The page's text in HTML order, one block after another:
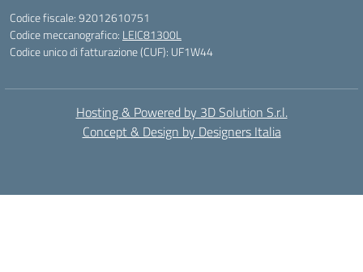
Codice fiscale: 92012610751
Codice meccanografico: LEIC81300L
Codice unico di fatturazione (CUF): UF1W44
Hosting & Powered by 3D Solution S.r.l.
Concept & Design by Designers Italia